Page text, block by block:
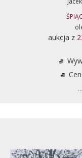
aukcja z